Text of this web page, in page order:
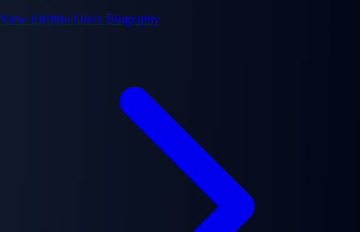
View Eiichiro Oda's Biography